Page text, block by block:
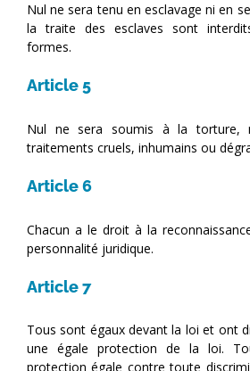
Nul ne sera tenu en esclavage ni en
la traite des esclaves sont
formes.
Article 5
Nul ne sera soumis à la torture,
traitements cruels, inhumains ou
Article 6
Chacun a le droit à la
personnalité juridique.
Article 7
Tous sont égaux devant la loi et ont
une égale protection de la loi.
protection égale contre toute